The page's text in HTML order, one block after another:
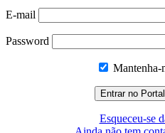
E-mail
Password
Mantenha-
Esqueceu-se